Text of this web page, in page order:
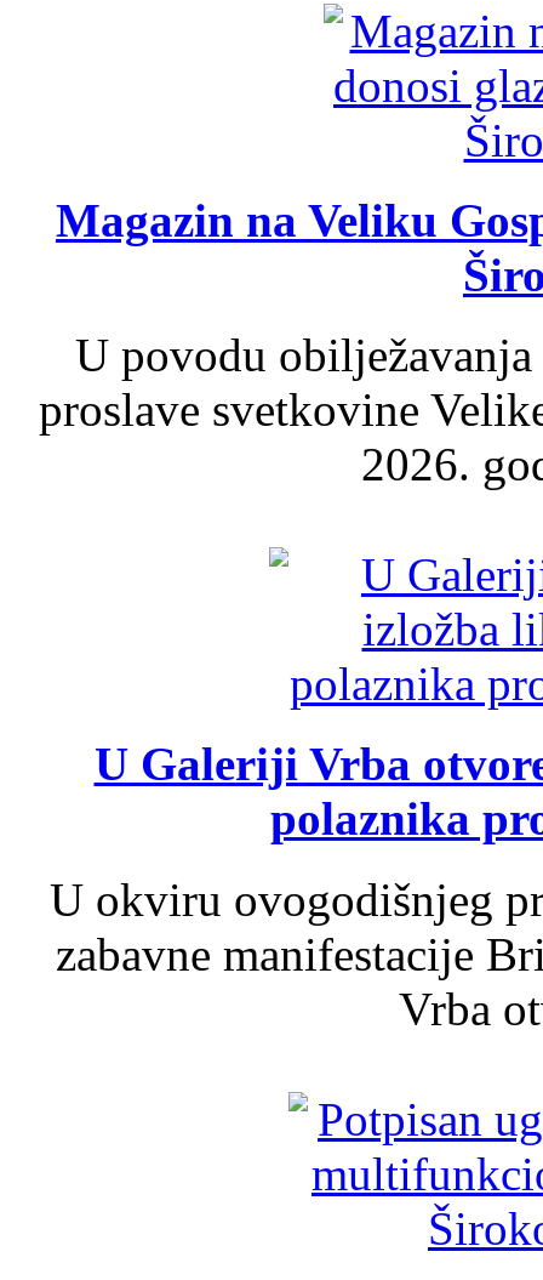
Magazin na Veliku
U povodu
proslave svetkovine
2026.
U Galeriji Vrba
polaznika
U okviru ovogodišnjeg
zabavne manifestacije
Vrba